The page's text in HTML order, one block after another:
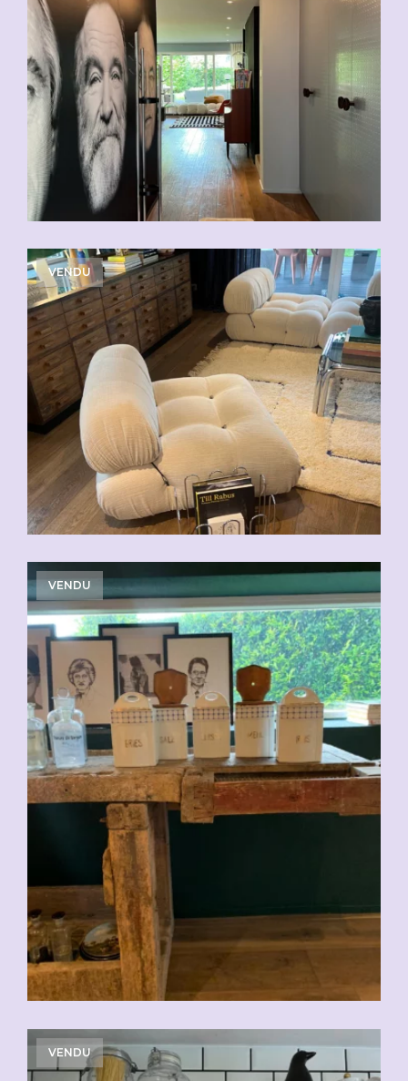
VENDU
VENDU
VENDU